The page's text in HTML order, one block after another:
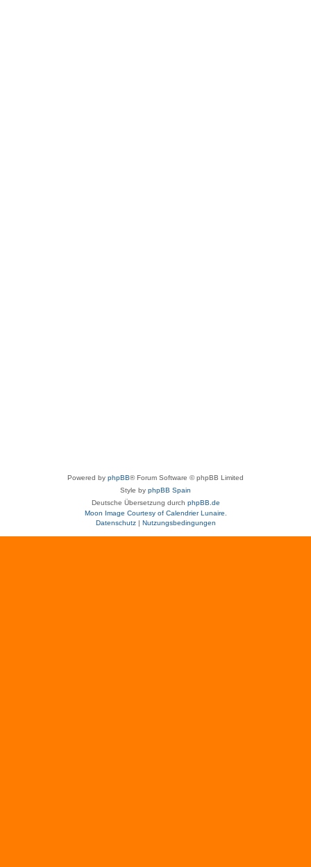
Powered by phpBB® Forum Software © phpBB Limited
Style by phpBB Spain
Deutsche Übersetzung durch phpBB.de
Moon Image Courtesy of Calendrier Lunaire.
Datenschutz| Nutzungsbedingungen